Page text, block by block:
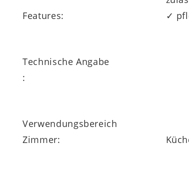
Features:
✓
Technische Angabe
:
Verwendungsbereich
Zimmer: